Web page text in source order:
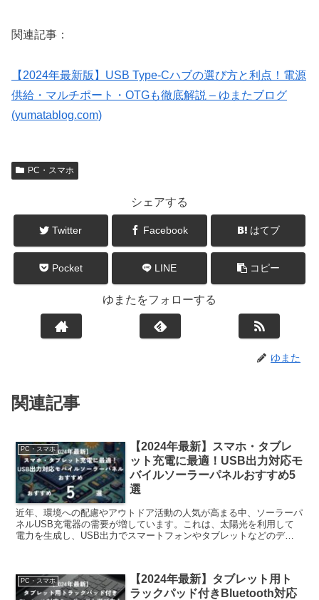
関連記事：
【2024年最新版】USB Type-Cハブの選び方と利点！電源
供給・マルチポート・OTGも徹底解説 – ゆまたブログ
(yumatablog.com)
PC・スマホ
シェアする
Twitter Facebook はてブ
Pocket LINE コピー
ゆまたをフォローする
ゆまた
関連記事
PC・スマホ
【2024年最新】スマホ・タブレ
ット充電に最適！USB出力対応モ
バイルソーラーパネルおすすめ5
選
近年、環境への配慮やアウトドア活動の人気が高まる中、ソーラーパ
ネルUSB充電器の需要が増しています。これは、太陽光を利用して
電力を生成し、USB出力でスマートフォンやタブレットなどのデバ
PC・スマホ
【2024年最新】タブレット用ト
ラックパッド付きBluetooth対応